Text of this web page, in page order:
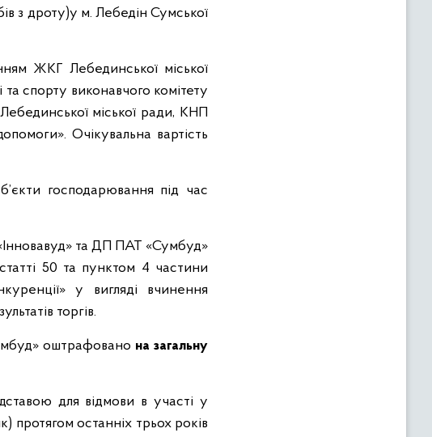
з дроту)у м. Лебедін Сумської
ЖКГ Лебединської міської
спорту виконавчого комітету
міської ради, КНП
Очікувальна вартість
господарювання під час
та ДП ПАТ «Сумбуд»
50 та пунктом 4 частини
у вигляді вчинення
торгів.
оштрафовано на загальну
для відмови в участі у
протягом останніх трьох років